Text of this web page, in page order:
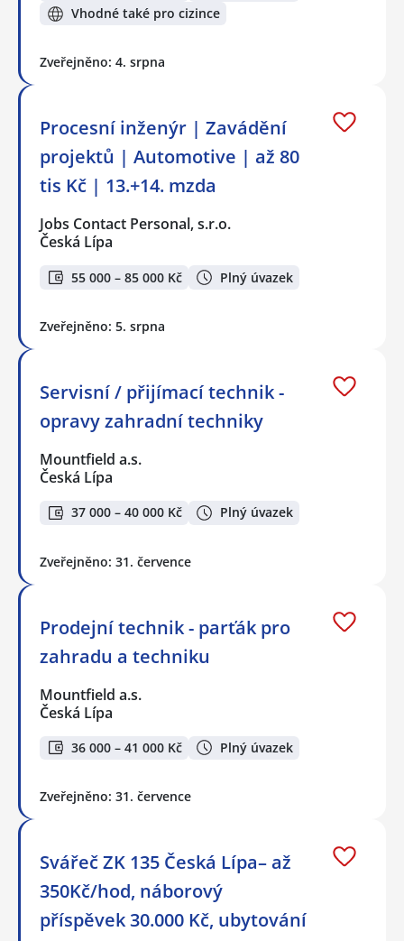
Vhodné také pro cizince
Zveřejněno: 4. srpna
Procesní inženýr | Zavádění
projektů | Automotive | až 80
tis Kč | 13.+14. mzda
Jobs Contact Personal, s.r.o.
Česká Lípa
55 000 – 85 000 Kč Plný úvazek
Zveřejněno: 5. srpna
Servisní / přijímací technik -
opravy zahradní techniky
Mountfield a.s.
Česká Lípa
37 000 – 40 000 Kč Plný úvazek
Zveřejněno: 31. července
Prodejní technik - parťák pro
zahradu a techniku
Mountfield a.s.
Česká Lípa
36 000 – 41 000 Kč Plný úvazek
Zveřejněno: 31. července
Svářeč ZK 135 Česká Lípa– až
350Kč/hod, náborový
příspěvek 30.000 Kč, ubytování